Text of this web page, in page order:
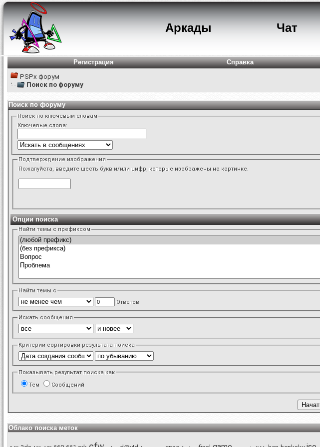
Аркады Чат
Регистрация Справка
PSPx форум
Поиск по форуму
Поиск по форуму
Поиск по ключевым словам
Ключевые слова:
Подтверждение изображения
Пожалуйста, введите шесть букв и/или цифр, которые изображены на картинке.
Опции поиска
Найти темы с префиксом
Найти темы с
Ответов
Искать сообщения
Критерии сортировки результата поиска
Показывать результат поиска как
Тем
Сообщений
Облако поиска меток